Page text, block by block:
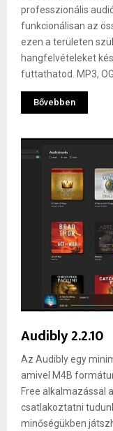
professzionális
funkcionálisan az
ezen a területen
hangfelvételeket
futtathatod. MP3,
Bővebben
Audibly 2.2.10
Az Audibly egy
amivel M4B
Free alkalmazással
csatlakoztatni
minőségükben